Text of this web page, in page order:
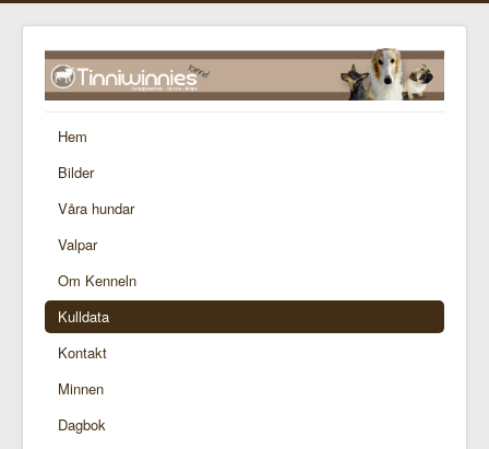
Hem
Bilder
Våra hundar
Valpar
Om Kenneln
Kulldata
Kontakt
Minnen
Dagbok